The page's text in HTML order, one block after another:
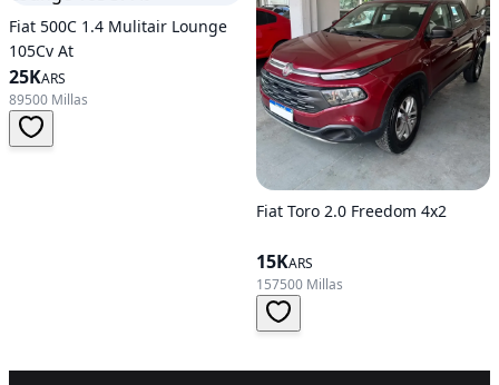
Fiat 500C 1.4 Mulitair Lounge
105Cv At
25KARS
89500 Millas
Fiat Toro 2.0 Freedom 4x2
15KARS
157500 Millas